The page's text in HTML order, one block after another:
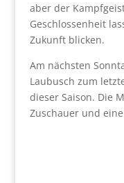
aber der
Geschlossenheit
Zukunft blicken.
Am nächsten
Laubusch zum
dieser Saison. Die
Zuschauer und